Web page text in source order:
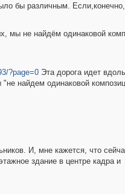
бы различным.
мы не найдём одинаковой
?page=0Эта дорога идет
найдем одинаковой
И, мне кажется, что
здание в центре кадра и